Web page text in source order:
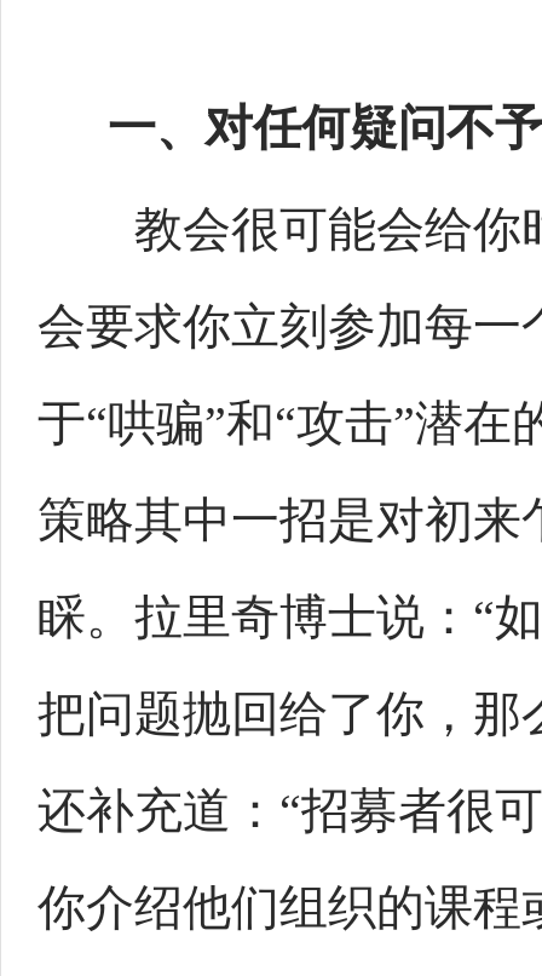
一、对任何疑问不
教会很可能会给你
会要求你立刻参加每
于“哄骗”和“攻击”潜
策略其中一招是对初
睬。拉里奇博士说：“
把问题抛回给了你，那
还补充道：“招募者很
你介绍他们组织的课